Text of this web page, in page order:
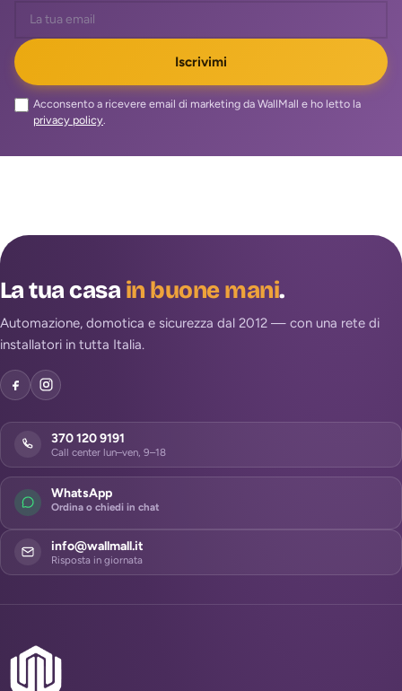
Iscrivimi
Acconsento a ricevere email di marketing da WallMall e ho letto la
privacy policy
La tua casain buone mani.
Automazione, domotica e sicurezza dal 2012 — con una rete di
installatori in tutta Italia.
370 120 9191
Call center lun–ven, 9–18
WhatsApp
Ordina o chiedi in chat
info@wallmall.it
Risposta in giornata